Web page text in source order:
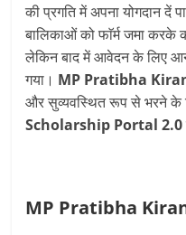
की प्रगति में अपना योगदान
बालिकाओं को फाॅर्म जमा करके
लेकिन बाद में आवेदन के लिए
गया। MP Pratibha
और सुव्यवस्थित रूप से भरने के
Scholarship Portal 2.0
MP Pratibha